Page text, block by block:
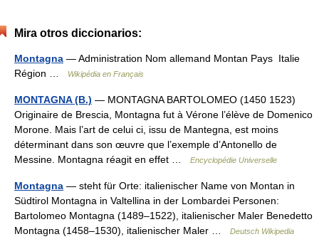
Mira otros diccionarios:
Montagna — Administration Nom allemand Montan Pays Italie
Région …
Wikipédia en Français
MONTAGNA (B.) — MONTAGNA BARTOLOMEO (1450 1523)
Originaire de Brescia, Montagna fut à Vérone l’élève de Domenico
Morone. Mais l’art de celui ci, issu de Mantegna, est moins
déterminant dans son œuvre que l’exemple d’Antonello de
Messine. Montagna réagit en effet …
Encyclopédie Universelle
Montagna — steht für Orte: italienischer Name von Montan in
Südtirol Montagna in Valtellina in der Lombardei Personen:
Bartolomeo Montagna (1489–1522), italienischer Maler Benedetto
Montagna (1458–1530), italienischer Maler …
Deutsch Wikipedia